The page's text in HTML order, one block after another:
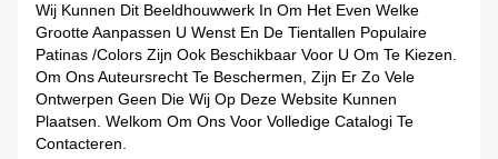
Wij Kunnen Dit Beeldhouwwerk In Om Het Even Welke
Grootte Aanpassen U Wenst En De Tientallen Populaire
Patinas /colors Zijn Ook Beschikbaar Voor U Om Te Kiezen.
Om Ons Auteursrecht Te Beschermen, Zijn Er Zo Vele
Ontwerpen Geen Die Wij Op Deze Website Kunnen
Plaatsen. Welkom Om Ons Voor Volledige Catalogi Te
Contacteren.